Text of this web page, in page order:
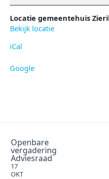
Locatie gemeentehuis
Bekijk locatie
iCal
Google
Openbare
vergadering
Adviesraad
17
OKT